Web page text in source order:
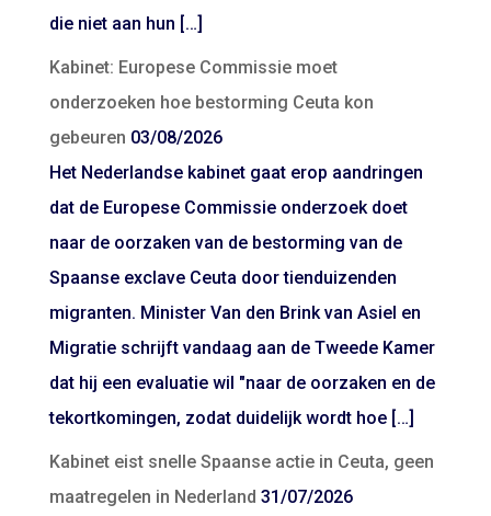
die niet aan hun […]
Kabinet: Europese Commissie moet
onderzoeken hoe bestorming Ceuta kon
gebeuren 03/08/2026
Het Nederlandse kabinet gaat erop aandringen
dat de Europese Commissie onderzoek doet
naar de oorzaken van de bestorming van de
Spaanse exclave Ceuta door tienduizenden
migranten. Minister Van den Brink van Asiel en
Migratie schrijft vandaag aan de Tweede Kamer
dat hij een evaluatie wil "naar de oorzaken en de
tekortkomingen, zodat duidelijk wordt hoe […]
Kabinet eist snelle Spaanse actie in Ceuta, geen
maatregelen in Nederland 31/07/2026